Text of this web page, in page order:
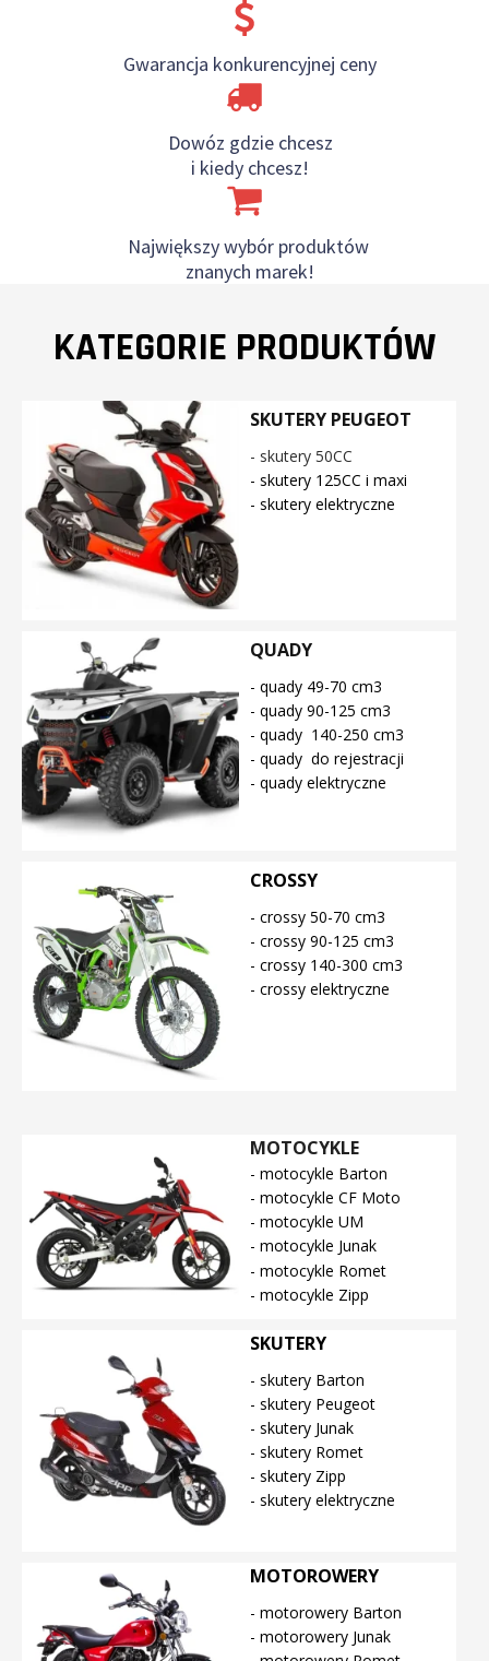
Gwarancja konkurencyjnej ceny
Dowóz gdzie chcesz
i kiedy chcesz!
Największy wybór produktów
znanych marek!
KATEGORIE PRODUKTÓW
SKUTERY PEUGEOT
- skutery 50CC
- skutery 125CC i maxi
- skutery elektryczne
QUADY
- quady 49-70 cm3
- quady 90-125 cm3
- quady 140-250 cm3
- quady do rejestracji
- quady elektryczne
CROSSY
- crossy 50-70 cm3
- crossy 90-125 cm3
- crossy 140-300 cm3
- crossy elektryczne
MOTOCYKLE
- motocykle Barton
- motocykle CF Moto
- motocykle UM
- motocykle Junak
- motocykle Romet
- motocykle Zipp
SKUTERY
- skutery Barton
- skutery Peugeot
- skutery Junak
- skutery Romet
- skutery Zipp
- skutery elektryczne
MOTOROWERY
- motorowery Barton
- motorowery Junak